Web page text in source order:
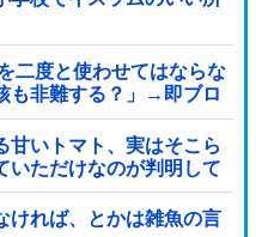
二度と使わせてはならな
も非難する？」→即ブロ
甘いトマト、実はそこら
いただけなのが判明して
ければ、とかは雑魚の言